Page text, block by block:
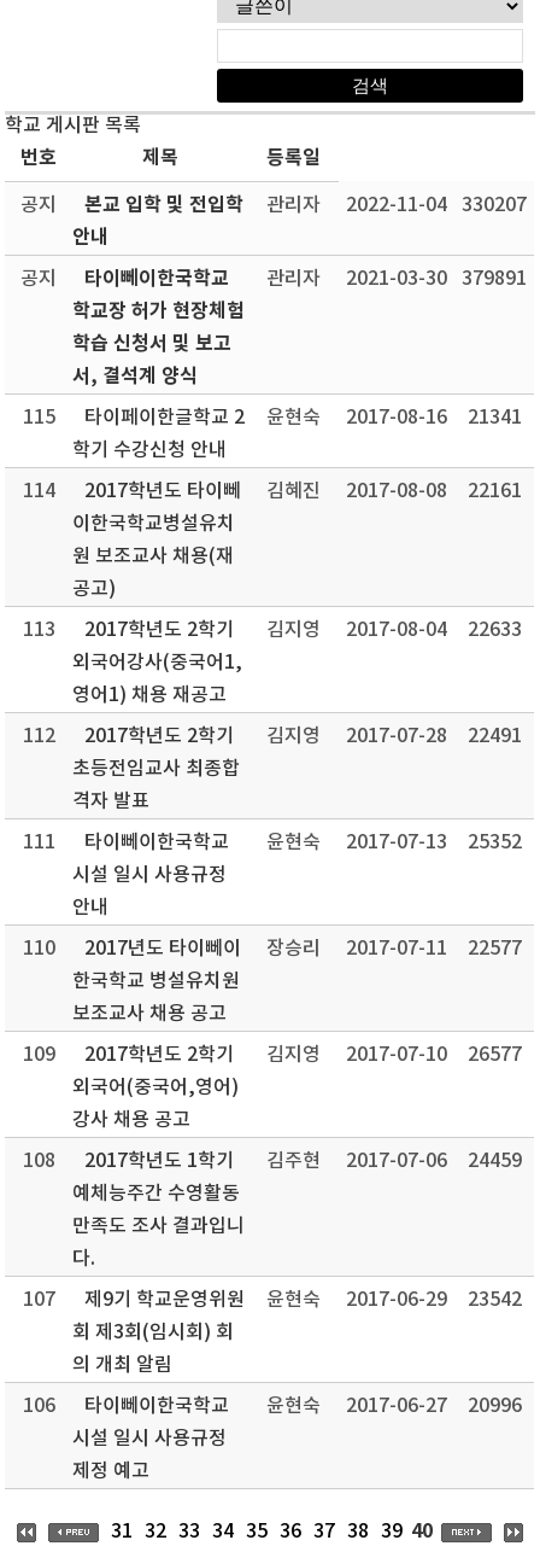
학교 게시판 목록
번호 제목 등록일
공지
본교 입학 및 전입학
안내
관리자 2022-11-04 330207
공지
타이뻬이한국학교
학교장 허가 현장체험
학습 신청서 및 보고
서, 결석계 양식
관리자 2021-03-30 379891
115
타이페이한글학교 2
학기 수강신청 안내
윤현숙 2017-08-16 21341
114
2017학년도 타이뻬
이한국학교병설유치
원 보조교사 채용(재
공고)
김혜진 2017-08-08 22161
113
2017학년도 2학기
외국어강사(중국어1,
영어1) 채용 재공고
김지영 2017-08-04 22633
112
2017학년도 2학기
초등전임교사 최종합
격자 발표
김지영 2017-07-28 22491
111
타이뻬이한국학교
시설 일시 사용규정
안내
윤현숙 2017-07-13 25352
110
2017년도 타이뻬이
한국학교 병설유치원
보조교사 채용 공고
장승리 2017-07-11 22577
109
2017학년도 2학기
외국어(중국어,영어)
강사 채용 공고
김지영 2017-07-10 26577
108
2017학년도 1학기
예체능주간 수영활동
만족도 조사 결과입니
다.
김주현 2017-07-06 24459
107
제9기 학교운영위원
회 제3회(임시회) 회
의 개최 알림
윤현숙 2017-06-29 23542
106
타이뻬이한국학교
시설 일시 사용규정
제정 예고
윤현숙 2017-06-27 20996
31 32 33 34 35 36 37 38 39 40